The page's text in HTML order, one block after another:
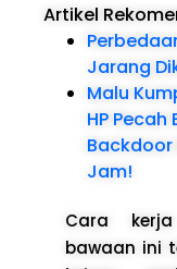
Artikel
Jarang
Malu
HP
Backdoor
Jam!
Cara
bawaan ini